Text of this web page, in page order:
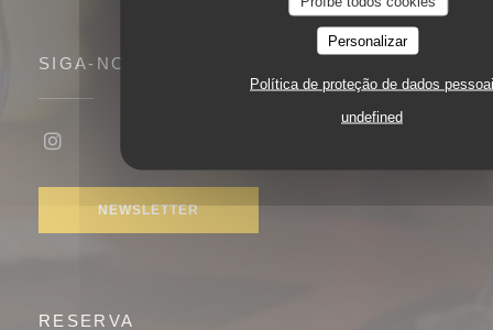
Personalizar
Política de proteção de dados
undefined
SIGA-NOS
Instagram ((abre numa nova janela))
NEWSLETTER
RESERVA